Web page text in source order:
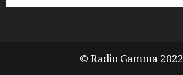
© Radio Gamma 2022